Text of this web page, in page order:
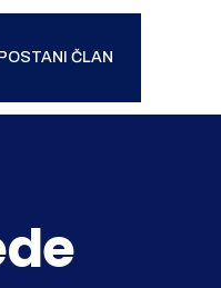
POSTANI ČLAN